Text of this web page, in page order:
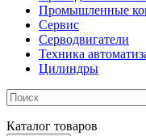
Промышленные
Сервис
Серводвигатели
Техника
Цилиндры
Каталог товаров